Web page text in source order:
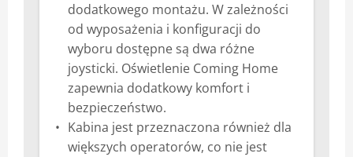
dodatkowego montażu. W zależności
od wyposażenia i konfiguracji do
wyboru dostępne są dwa różne
joysticki. Oświetlenie Coming Home
zapewnia dodatkowy komfort i
bezpieczeństwo.
Kabina jest przeznaczona również dla
większych operatorów, co nie jest